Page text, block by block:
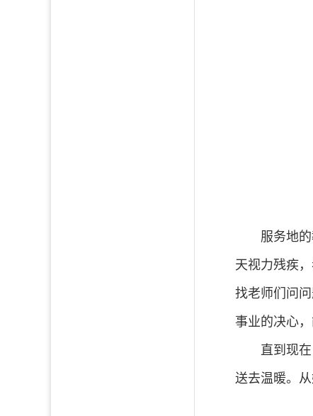
服务地
天视力残疾
找老师们问
事业的决心
直到现
送去温暖。